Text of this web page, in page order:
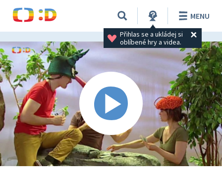
Přihlas se a ukládej si
oblíbené hry a videa.
MENU